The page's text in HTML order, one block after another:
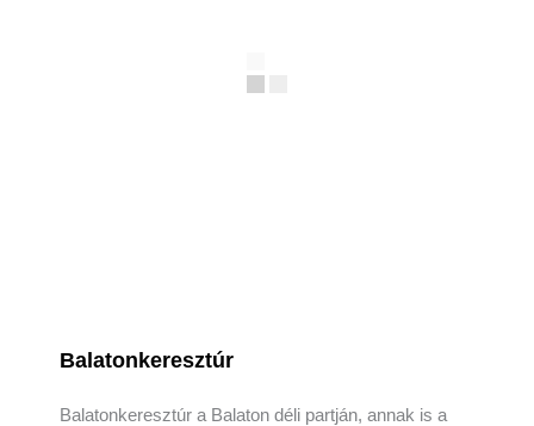
Balatonkeresztúr
Balatonkeresztúr a Balaton déli partján, annak is a